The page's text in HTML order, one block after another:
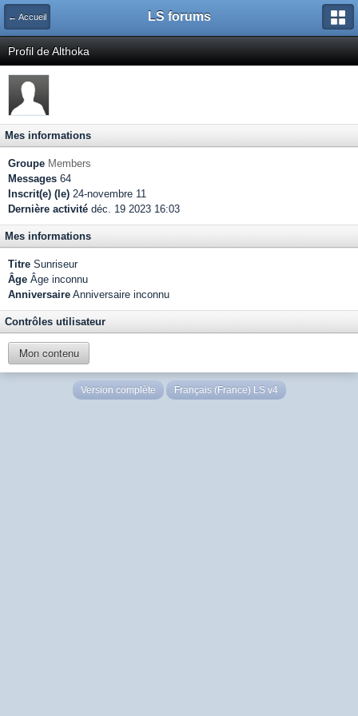
← Accueil LS forums
Profil de Althoka
Mes informations
Groupe Members
Messages 64
Inscrit(e) (le) 24-novembre 11
Dernière activité déc. 19 2023 16:03
Mes informations
Titre Sunriseur
Âge Âge inconnu
Anniversaire Anniversaire inconnu
Contrôles utilisateur
Mon contenu
Version complète Français (France) LS v4